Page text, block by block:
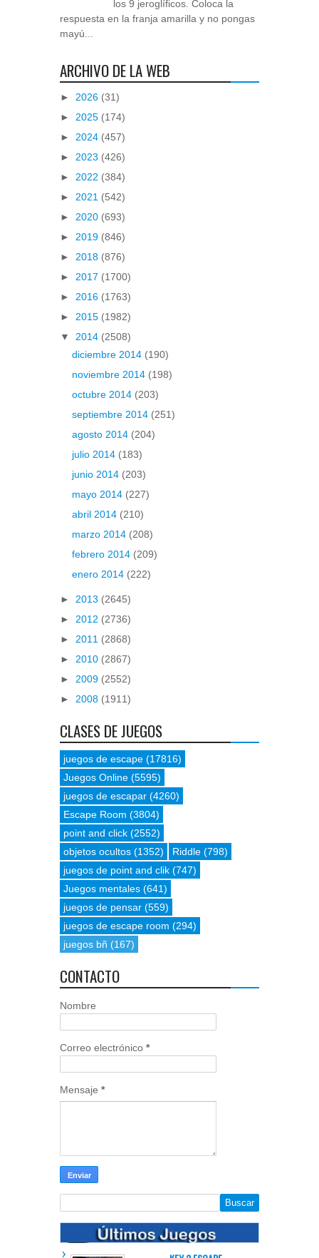
los 9 jeroglíficos. Coloca la
respuesta en la franja amarilla y no pongas
mayú...
ARCHIVO DE LA WEB
► 2026 (31)
► 2025 (174)
► 2024 (457)
► 2023 (426)
► 2022 (384)
► 2021 (542)
► 2020 (693)
► 2019 (846)
► 2018 (876)
► 2017 (1700)
► 2016 (1763)
► 2015 (1982)
▼ 2014 (2508)
diciembre 2014 (190)
noviembre 2014 (198)
octubre 2014 (203)
septiembre 2014 (251)
agosto 2014 (204)
julio 2014 (183)
junio 2014 (203)
mayo 2014 (227)
abril 2014 (210)
marzo 2014 (208)
febrero 2014 (209)
enero 2014 (222)
► 2013 (2645)
► 2012 (2736)
► 2011 (2868)
► 2010 (2867)
► 2009 (2552)
► 2008 (1911)
CLASES DE JUEGOS
juegos de escape (17816)
Juegos Online (5595)
juegos de escapar (4260)
Escape Room (3804)
point and click (2552)
objetos ocultos (1352) Riddle (798)
juegos de point and clik (747)
Juegos mentales (641)
juegos de pensar (559)
juegos de escape room (294)
juegos bñ (167)
CONTACTO
Nombre
Correo electrónico *
Mensaje *